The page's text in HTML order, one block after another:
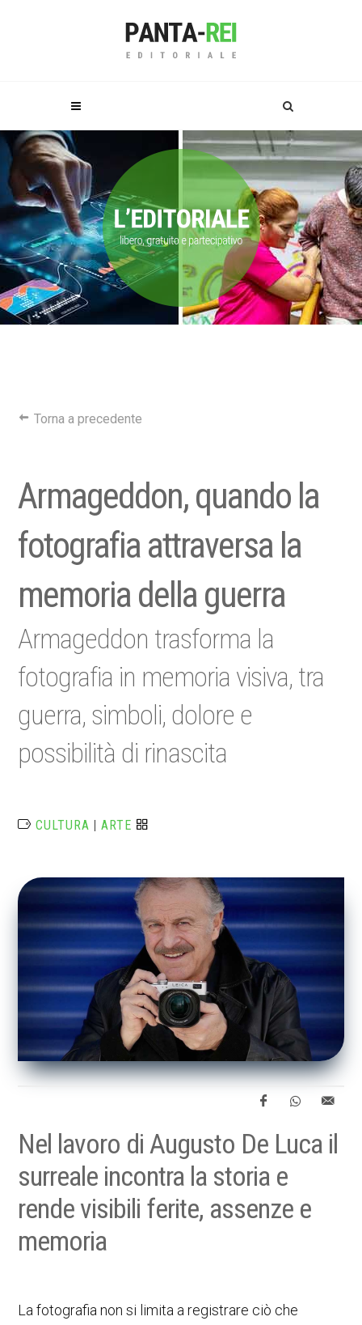
Torna a precedente
Armageddon, quando la
fotografia attraversa la
memoria della guerra
Armageddon trasforma la
fotografia in memoria visiva, tra
guerra, simboli, dolore e
possibilità di rinascita
CULTURA |ARTE
Nel lavoro di Augusto De Luca il
surreale incontra la storia e
rende visibili ferite, assenze e
memoria
La fotografia non si limita a registrare ciò che